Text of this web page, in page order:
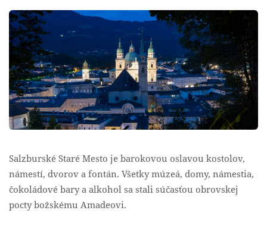
Salzburské Staré Mesto je barokovou oslavou kostolov,
námestí, dvorov a fontán. Všetky múzeá, domy, námestia,
čokoládové bary a alkohol sa stali súčasťou obrovskej
pocty božskému Amadeovi.